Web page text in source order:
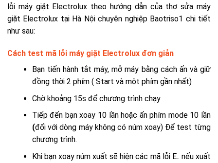
lỗi máy giặt Electrolux theo hướng dẫn của thợ sửa máy
giặt Electrolux tại Hà Nộichuyên nghiệp Baotriso1 chi tiết
như sau:
Cách test mã lỗi máy giặt Electrolux đơn giản
Bạn tiến hành tắt máy, mở máy bằng cách ấn và giữ
đồng thời 2 phím ( Start và một phím gần nhất)
Chờ khoảng 15s để chương trình chạy
Tiếp đến bạn xoay 10 lần hoặc ấn phím mode 10 lần
(đối với dòng máy không có núm xoay) Để test từng
chương trình.
Khi bạn xoay núm xuất sẽ hiện các mã lỗi E.. nếu xuất